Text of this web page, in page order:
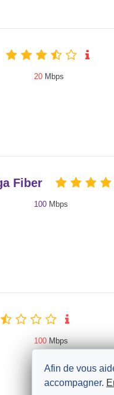
20 Mbps
Fiber
100 Mbps
100 Mbps
Afin de vous
accompagner.